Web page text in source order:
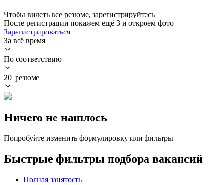
Чтобы видеть все резюме, зарегистрируйтесь
После регистрации покажем ещё 3 и откроем фото
Зарегистрироваться
За всё время
По соответствию
20 резюме
Ничего не нашлось
Попробуйте изменить формулировку или фильтры
Быстрые фильтры подбора вакансий
Полная занятость